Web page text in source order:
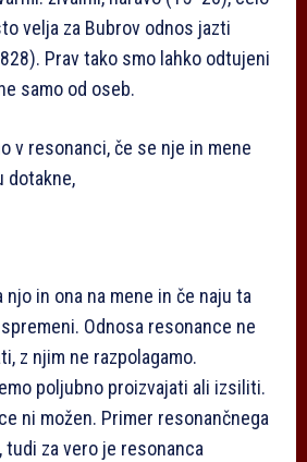
velja za Bubrov odnos jaz­ti
Prav tako smo lahko odtujeni
samo od oseb.
v resonanci, če se nje in mene
dotakne,
in ona na mene in če naju ta
Odnosa resonance ne
z njim ne razpolagamo.
poljubno proizvajati ali izsiliti.
ni možen. Primer resonančnega
tudi za vero je resonanca